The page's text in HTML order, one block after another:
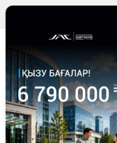
Перейти
к
содержимому